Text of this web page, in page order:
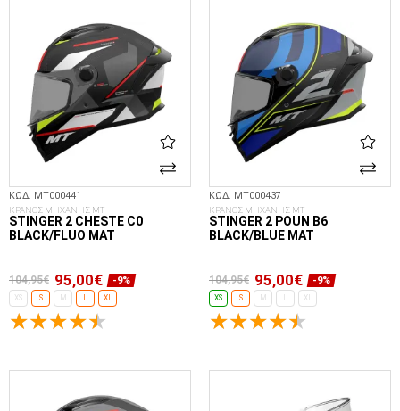
ΚΩΔ. MT000441
ΚΡΑΝΟΣ ΜΗΧΑΝΗΣ MT
STINGER 2 CHESTE C0
BLACK/FLUO MAT
104,95€ 95,00€ -9%
XS S L XL
ΚΩΔ. MT000437
ΚΡΑΝΟΣ ΜΗΧΑΝΗΣ MT
STINGER 2 POUN B6
BLACK/BLUE MAT
104,95€ 95,00€ -9%
XS S XL